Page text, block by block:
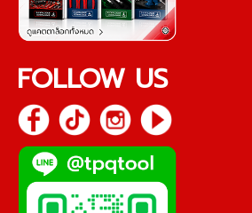
FOLLOW US